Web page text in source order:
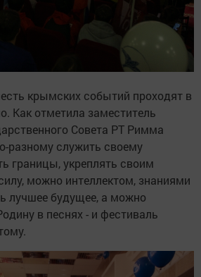
крымских событий проходят в
Как отметила заместитель
Совета РТ Римма
разному служить своему
границы, укреплять своим
можно интеллектом, знаниями
лучшее будущее, а можно
в песнях - и фестиваль